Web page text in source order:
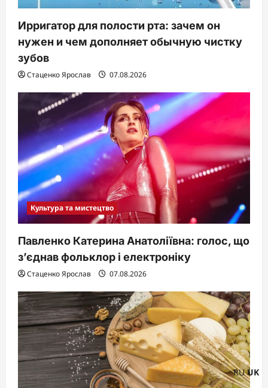
Ирригатор для полости рта: зачем он
нужен и чем дополняет обычную чистку
зубов
Стаценко Ярослав 07.08.2026
Культура та мистецтво
Павленко Катерина Анатоліївна: голос, що
з’єднав фольклор і електроніку
Стаценко Ярослав 07.08.2026
RU UK